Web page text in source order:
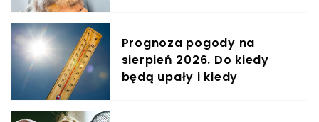
Prognoza pogody na
sierpień 2026. Do kiedy
będą upały i kiedy